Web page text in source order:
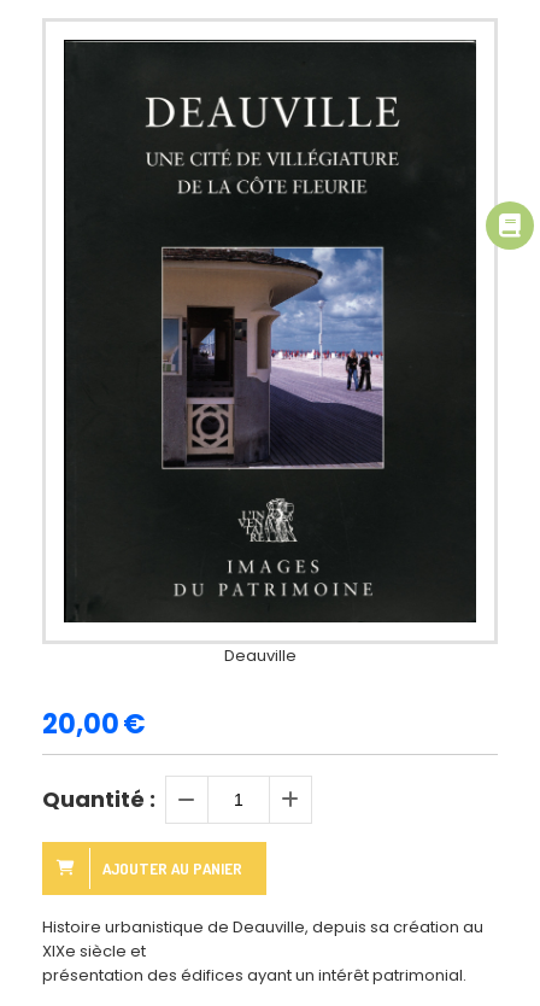
Deauville
20,00€
Quantité :
AJOUTER AU PANIER
Histoire urbanistique de Deauville, depuis sa création au
XIXe siècle et
présentation des édifices ayant un intérêt patrimonial.